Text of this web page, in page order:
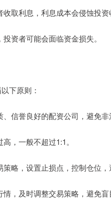
取利息，利息成本会侵蚀投资
资者可能会面临资金损失。
下原则：
信誉良好的配资公司，避免非
，一般不超过1:1。
略，设置止损点，控制仓位，
，及时调整交易策略，避免盲